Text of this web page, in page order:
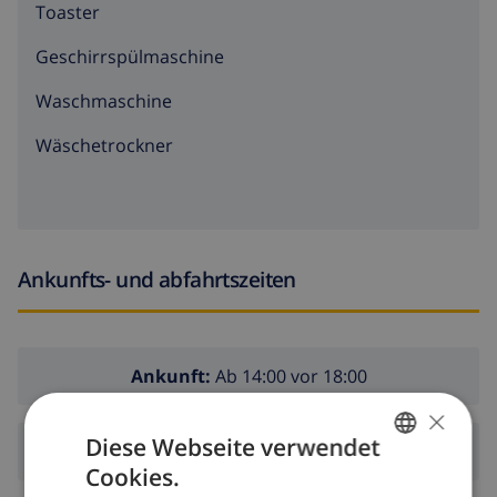
Toaster
Geschirrspülmaschine
Waschmaschine
Wäschetrockner
Ankunfts- und abfahrtszeiten
Ankunft: Ab 14:00 vor 18:00
Abreise:Vor: 10:00
×
Diese Webseite verwendet
Cookies.